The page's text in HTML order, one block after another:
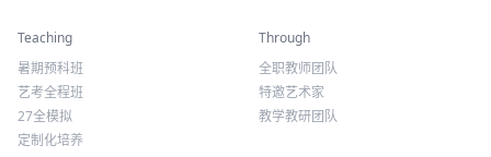
Teaching
暑期预科班
艺考全程班
27全模拟
定制化培养
Through
全职教师团队
特邀艺术家
教学教研团队